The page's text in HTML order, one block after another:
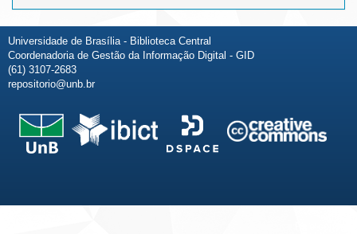
Universidade de Brasília - Biblioteca Central
Coordenadoria de Gestão da Informação Digital - GID
(61) 3107-2683
repositorio@unb.br